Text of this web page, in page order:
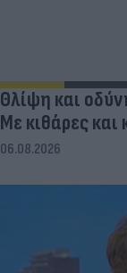
Θλίψη και
Με κιθάρες και
06.08.2026